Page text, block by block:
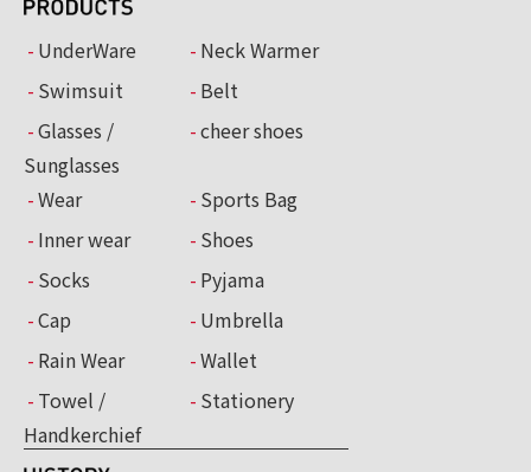
UnderWare
Neck Warmer
Swimsuit
Belt
Glasses /
Sunglasses
cheer shoes
Wear
Sports Bag
Inner wear
Shoes
Socks
Pyjama
Cap
Umbrella
Rain Wear
Wallet
Towel /
Handkerchief
Stationery